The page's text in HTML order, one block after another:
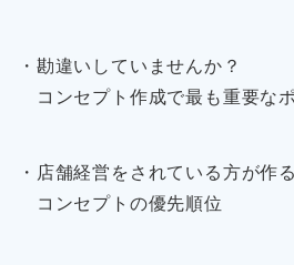
・勘違いしていませんか？
コンセプト作成で最も重要な
・店舗経営をされている方が作
コンセプトの優先順位